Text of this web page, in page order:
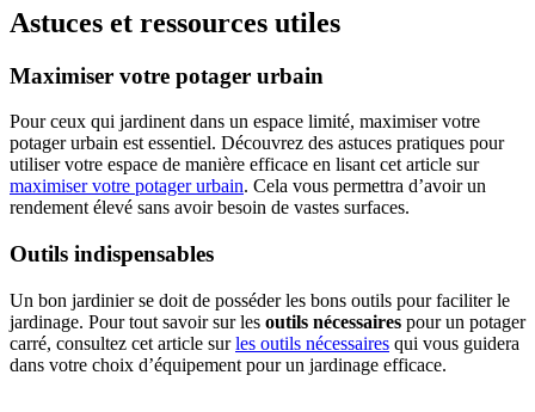
Astuces et ressources utiles
Maximiser votre potager urbain
Pour ceux qui jardinent dans un espace limité, maximiser votre
potager urbain est essentiel. Découvrez des astuces pratiques pour
utiliser votre espace de manière efficace en lisant cet article sur
maximiser votre potager urbain. Cela vous permettra d’avoir un
rendement élevé sans avoir besoin de vastes surfaces.
Outils indispensables
Un bon jardinier se doit de posséder les bons outils pour faciliter le
jardinage. Pour tout savoir sur les outils nécessaires pour un potager
carré, consultez cet article surles outils nécessaires qui vous guidera
dans votre choix d’équipement pour un jardinage efficace.